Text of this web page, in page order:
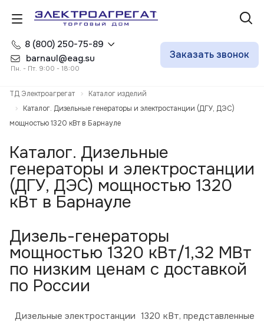
8 (800) 250-75-89
barnaul@eag.su
Пн. - Пт. 9:00 - 18:00
Заказать звонок
ТД Электроагрегат
Каталог изделий
Каталог. Дизельные генераторы и электростанции (ДГУ, ДЭС)
мощностью 1320 кВт в Барнауле
Каталог. Дизельные
генераторы и электростанции
(ДГУ, ДЭС) мощностью 1320
кВт в Барнауле
Дизель-генераторы
мощностью 1320 кВт/1,32 МВт
по низким ценам с доставкой
по России
Дизельные электростанции 1320 кВт, представленные